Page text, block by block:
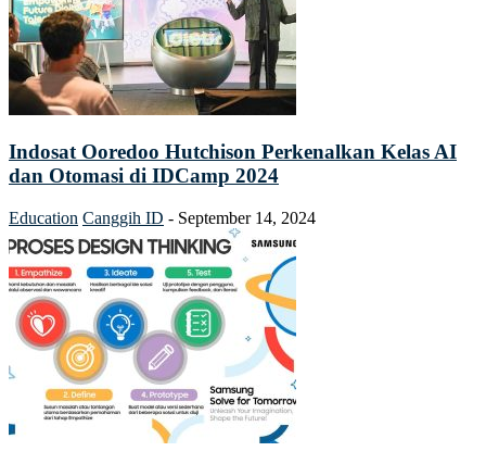
Indosat Ooredoo Hutchison Perkenalkan Kelas AI
dan Otomasi di IDCamp 2024
Education Canggih ID - September 14, 2024